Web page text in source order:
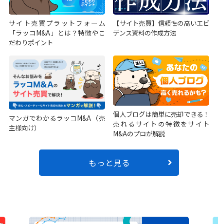
サイト売買プラットフォーム
「ラッコM&A」とは？特徴やこ
だわりポイント
【サイト売買】信頼性の高いエビ
デンス資料の作成方法
マンガでわかるラッコM&A（売
主様向け）
個人ブログは簡単に売却できる！
売れるサイトの特徴をサイト
M&Aのプロが解説
もっと見る